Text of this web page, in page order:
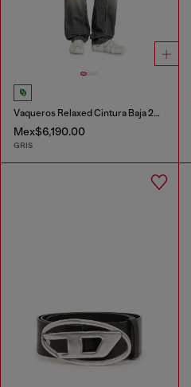
Vaqueros Relaxed Cintura Baja 2001 D-Macro
Mex$6,190.00
GRIS